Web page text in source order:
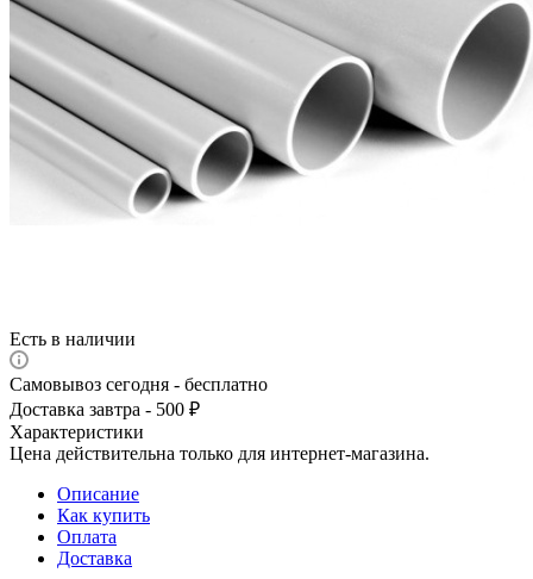
Есть в наличии
Самовывоз сегодня - бесплатно
Доставка завтра - 500 ₽
Характеристики
Цена действительна только для интернет-магазина.
Описание
Как купить
Оплата
Доставка